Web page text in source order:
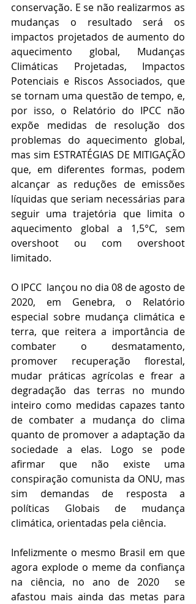
conservação. E se não realizarmos as
mudanças o resultado será os
impactos projetados de aumento do
aquecimento global, Mudanças
Climáticas Projetadas, Impactos
Potenciais e Riscos Associados, que
se tornam uma questão de tempo, e,
por isso, o Relatório do IPCC não
expõe medidas de resolução dos
problemas do aquecimento global,
mas sim ESTRATÉGIAS DE MITIGAÇÃO
que, em diferentes formas, podem
alcançar as reduções de emissões
líquidas que seriam necessárias para
seguir uma trajetória que limita o
aquecimento global a 1,5°C, sem
overshoot ou com overshoot
limitado.
O IPCC lançou no dia 08 de agosto de
2020, em Genebra, o Relatório
especial sobre mudança climática e
terra, que reitera a importância de
combater o desmatamento,
promover recuperação florestal,
mudar práticas agrícolas e frear a
degradação das terras no mundo
inteiro como medidas capazes tanto
de combater a mudança do clima
quanto de promover a adaptação da
sociedade a elas. Logo se pode
afirmar que
não existe uma
conspiração comunista da ONU, mas
sim demandas de resposta a
políticas Globais de mudança
climática, orientadas pela ciência.
Infelizmente o mesmo Brasil em que
agora explode o meme da confiança
na ciência, no ano de 2020  se
afastou mais ainda das metas para